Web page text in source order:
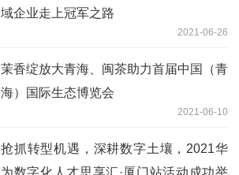
域企业走上冠军之路
2021-06-26
茉香绽放大青海、闽茶助力首届中国（青
海）国际生态博览会
2021-06-10
抢抓转型机遇，深耕数字土壤，2021华
为数字化人才思享汇·厦门站活动成功举